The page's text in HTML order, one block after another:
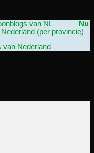
woonblogs van NL Nu
(per provincie)
van Nederland